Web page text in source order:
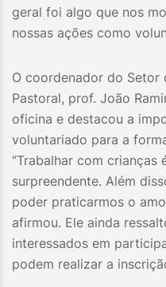
geral foi algo que nos
nossas ações como
O coordenador do Setor
Pastoral, prof. João
oficina e destacou a
voluntariado para a
“Trabalhar com crianças
surpreendente. Além
poder praticarmos o
afirmou. Ele ainda
interessados em
podem realizar a